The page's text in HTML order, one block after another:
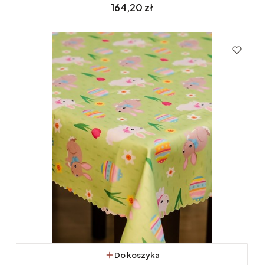
Cena
164,20 zł
Do koszyka